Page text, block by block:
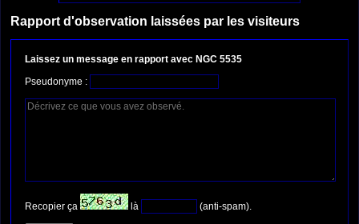
Rapport d'observation laissées par les visiteurs
Laissez un message en rapport avec NGC 5535
Pseudonyme :
Recopier ça là (anti-spam).